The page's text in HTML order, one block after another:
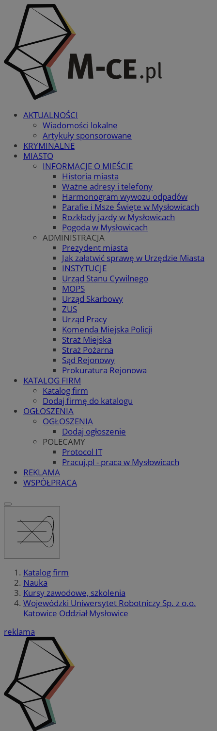
AKTUALNOŚCI
Wiadomości lokalne
Artykuły sponsorowane
KRYMINALNE
MIASTO
INFORMACJE O MIEŚCIE
Historia miasta
Ważne adresy i telefony
Harmonogram wywozu odpadów
Parafie i Msze Święte w Mysłowicach
Rozkłady jazdy w Mysłowicach
Pogoda w Mysłowicach
ADMINISTRACJA
Prezydent miasta
Jak załatwić sprawę w Urzędzie Miasta
INSTYTUCJE
Urząd Stanu Cywilnego
MOPS
Urząd Skarbowy
ZUS
Urząd Pracy
Komenda Miejska Policji
Straż Miejska
Straż Pożarna
Sąd Rejonowy
Prokuratura Rejonowa
KATALOG FIRM
Katalog firm
Dodaj firmę do katalogu
OGŁOSZENIA
OGŁOSZENIA
Dodaj ogłoszenie
POLECAMY
Protocol IT
Pracuj.pl - praca w Mysłowicach
REKLAMA
WSPÓŁPRACA
Katalog firm
Nauka
Kursy zawodowe, szkolenia
Wojewódzki Uniwersytet Robotniczy Sp. z o.o.
Katowice Oddział Mysłowice
reklama